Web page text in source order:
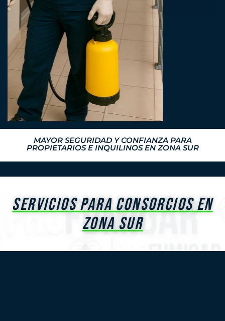
MAYOR SEGURIDAD Y CONFIANZA PARA
PROPIETARIOS E INQUILINOS EN ZONA SUR
SERVICIOS PARA CONSORCIOS EN
ZONA SUR